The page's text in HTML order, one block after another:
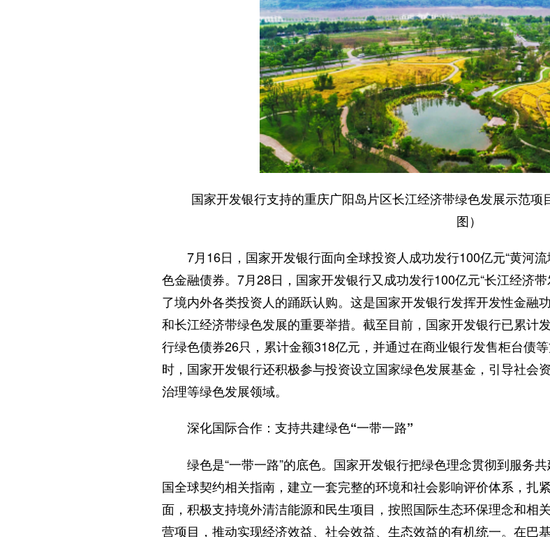
国家开发银行支持的重庆广阳岛片区长江经济带绿色发展示范
图）
7月16日，国家开发银行面向全球投资人成功发行100亿元“黄河
色金融债券。7月28日，国家开发银行又成功发行100亿元“长江经济
了境内外各类投资人的踊跃认购。这是国家开发银行发挥开发性金融
和长江经济带绿色发展的重要举措。截至目前，国家开发银行已累计
行绿色债券26只，累计金额318亿元，并通过在商业银行发售柜台债
时，国家开发银行还积极参与投资设立国家绿色发展基金，引导社会
治理等绿色发展领域。
深化国际合作：支持共建绿色“一带一路”
绿色是“一带一路”的底色。国家开发银行把绿色理念贯彻到服务
国全球契约相关指南，建立一套完整的环境和社会影响评价体系，扎
面，积极支持境外清洁能源和民生项目，按照国际生态环保理念和相
营项目，推动实现经济效益、社会效益、生态效益的有机统一。在巴